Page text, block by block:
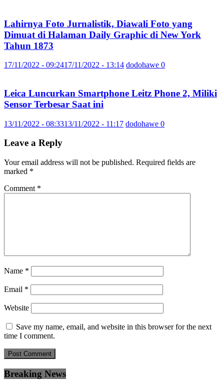
Lahirnya Foto Jurnalistik, Diawali Foto yang
Dimuat di Halaman Daily Graphic di New York
Tahun 1873
17/11/2022 - 09:2417/11/2022 - 13:14 dodohawe 0
Leica Luncurkan Smartphone Leitz Phone 2, Miliki
Sensor Terbesar Saat ini
13/11/2022 - 08:3313/11/2022 - 11:17 dodohawe 0
Leave a Reply
Your email address will not be published. Required fields are
marked *
Comment *
Name *
Email *
Website
Save my name, email, and website in this browser for the next
time I comment.
Breaking News